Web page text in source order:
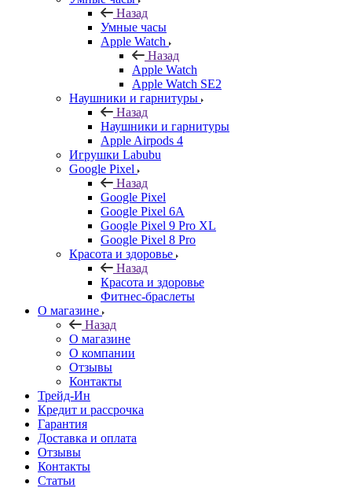
Назад
Умные часы
Apple Watch
Назад
Apple Watch
Apple Watch SE2
Наушники и гарнитуры
Назад
Наушники и гарнитуры
Apple Airpods 4
Игрушки Labubu
Google Pixel
Назад
Google Pixel
Google Pixel 6A
Google Pixel 9 Pro XL
Google Pixel 8 Pro
Красота и здоровье
Назад
Красота и здоровье
Фитнес-браслеты
О магазине
Назад
О магазине
О компании
Отзывы
Контакты
Трейд-Ин
Кредит и рассрочка
Гарантия
Доставка и оплата
Отзывы
Контакты
Статьи